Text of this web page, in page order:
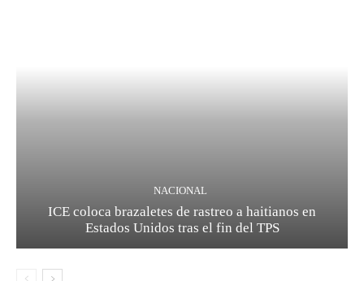
NACIONAL
ICE coloca brazaletes de rastreo a haitianos en
Estados Unidos tras el fin del TPS